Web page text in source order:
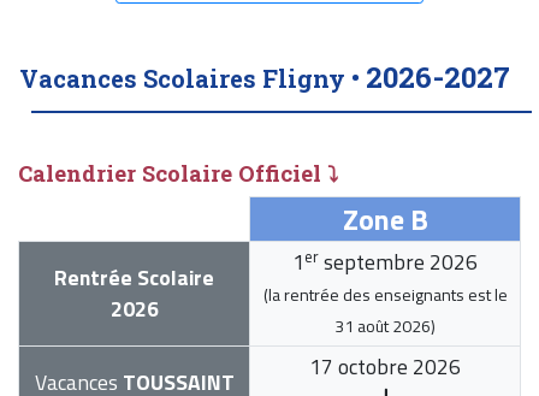
Vacances Scolaires Fligny • 2026-2027
Calendrier Scolaire Officiel ⤵
Zone B
Rentrée Scolaire
2026
1 er septembre 2026
(la rentrée des enseignants est le
31 août 2026)
Vacances TOUSSAINT 17 octobre 2026